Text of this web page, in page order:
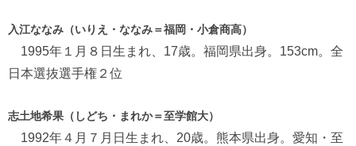
入江ななみ（いりえ・ななみ＝福岡・小倉商高）
1995年１月８日生まれ、17歳。福岡県出身。153cm。全
日本選抜選手権２位
志土地希果（しどち・まれか＝至学館大）
1992年４月７月日生まれ、20歳。熊本県出身。愛知・至